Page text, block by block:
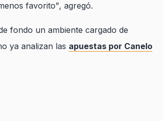
favorito”, agregó.
fondo un ambiente cargado de
ya analizan las apuestas por Canelo